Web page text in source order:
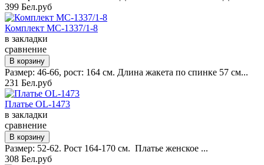
399 Бел.руб
Комплект MC-1337/1-8
в закладки
сравнение
Размер: 46-66, рост: 164 см. Длина жакета по спинке 57 см...
231 Бел.руб
Платье OL-1473
в закладки
сравнение
Размер: 52-62. Рост 164-170 см. Платье женское ...
308 Бел.руб